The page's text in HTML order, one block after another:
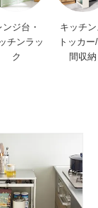
ンジ台・
チンラッ
ク
キッチ
トッカー
間収納